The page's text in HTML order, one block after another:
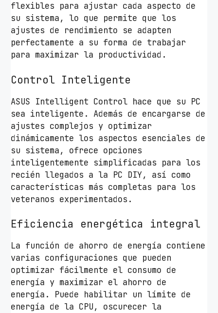
flexibles para ajustar cada aspecto de
su sistema, lo que permite que los
ajustes de rendimiento se adapten
perfectamente a su forma de trabajar
para maximizar la productividad.
Control Inteligente
ASUS Intelligent Control hace que su PC
sea inteligente. Además de encargarse de
ajustes complejos y optimizar
dinámicamente los aspectos esenciales de
su sistema, ofrece opciones
inteligentemente simplificadas para los
recién llegados a la PC DIY, así como
características más completas para los
veteranos experimentados.
Eficiencia energética integral
La función de ahorro de energía contiene
varias configuraciones que pueden
optimizar fácilmente el consumo de
energía y maximizar el ahorro de
energía. Puede habilitar un límite de
energía de la CPU, oscurecer la